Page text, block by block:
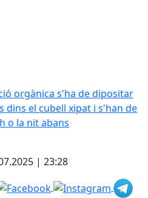
orgànica s'ha de dipositar
dins el cubell xipat i s'han de
o la nit abans
| 23:28